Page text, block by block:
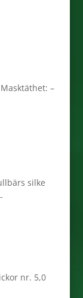
–
silke
nr. 5,0